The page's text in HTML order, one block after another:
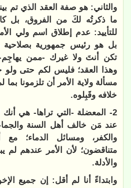
والثاني: هو صفة العقد الذي تم
ما ذكرتُه لكَ من الفروق،
للتأييد: عدم إطلاق اسم ولي
بل هو رئيس جمهورية بصلاحية
تكن أنتَ ولا غيرك -ممن
وهذا العقد؛ فليس لكم حتى ولو
مسألة ولاية الأمر أن تلزمونا بما
خلافه وقَبِلوه.
2- المعضلة -التي تراها- هي
عند مَن خالف أهل السنة
والكفر، ومسائل الدماء؛ مع
متناقضون؛ لأن الأمر عندهم لم
والأدلة.
وابتداءً أنا لم أقل: إن جميع